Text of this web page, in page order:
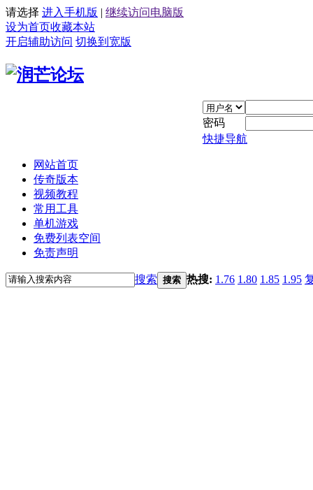
请选择 进入手机版 | 继续访问电脑版
设为首页收藏本站
开启辅助访问 切换到宽版
密码
快捷导航
网站首页
传奇版本
视频教程
常用工具
单机游戏
免费列表空间
免责声明
搜索 搜索 热搜: 1.76 1.80 1.85 1.95